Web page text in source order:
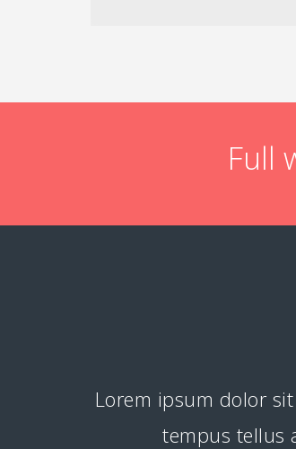
Full
Lorem ipsum dolor
tempus tellus